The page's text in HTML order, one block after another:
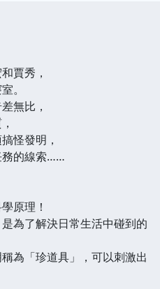
賈秀，
。
無比，
怪發明，
務的線索……
原理！
為了解決日常生活中碰到的
為「珍道具」，可以刺激出